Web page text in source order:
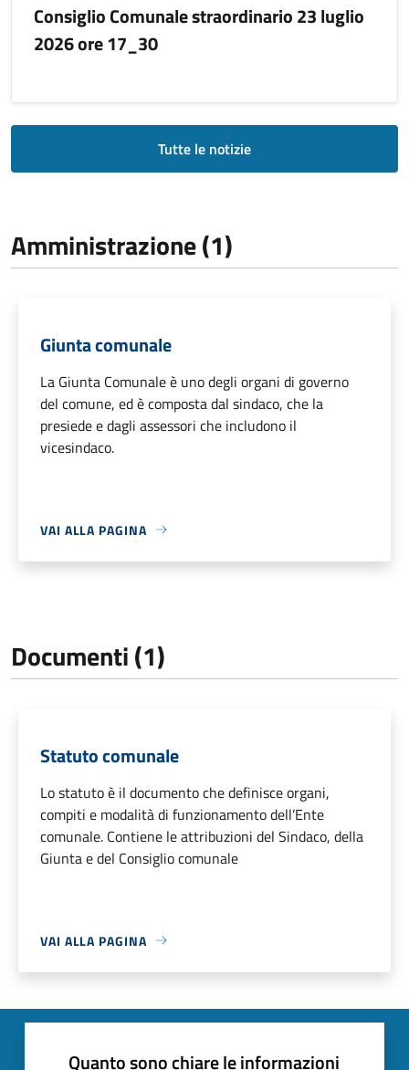
Consiglio Comunale straordinario 23 luglio
2026 ore 17_30
Tutte le notizie
Amministrazione (1)
Giunta comunale
La Giunta Comunale è uno degli organi di governo
del comune, ed è composta dal sindaco, che la
presiede e dagli assessori che includono il
vicesindaco.
VAI ALLA PAGINA
Documenti (1)
Statuto comunale
Lo statuto è il documento che definisce organi,
compiti e modalità di funzionamento dell’Ente
comunale. Contiene le attribuzioni del Sindaco, della
Giunta e del Consiglio comunale
VAI ALLA PAGINA
Quanto sono chiare le informazioni